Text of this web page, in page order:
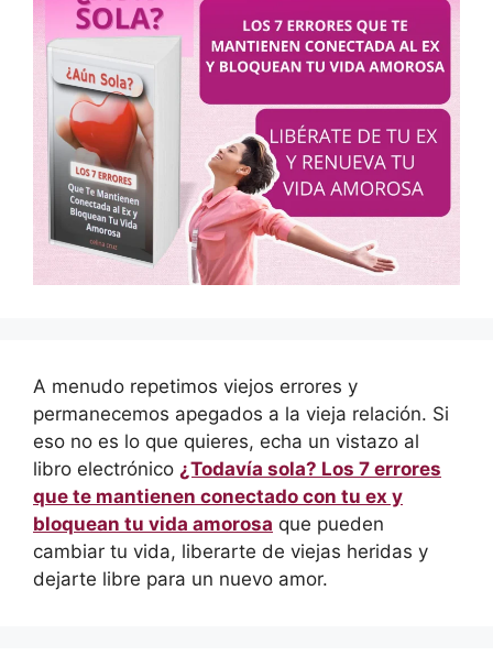
A menudo repetimos viejos errores y
permanecemos apegados a la vieja relación. Si
eso no es lo que quieres, echa un vistazo al
libro electrónico ¿Todavía sola? Los 7 errores
que te mantienen conectado con tu ex y
bloquean tu vida amorosa que pueden
cambiar tu vida, liberarte de viejas heridas y
dejarte libre para un nuevo amor.